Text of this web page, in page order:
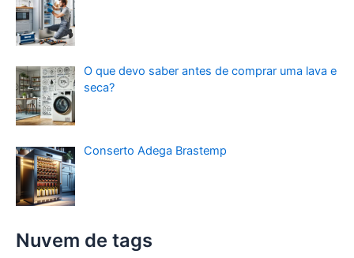
O que devo saber antes de comprar uma lava e
seca?
Conserto Adega Brastemp
Nuvem de tags